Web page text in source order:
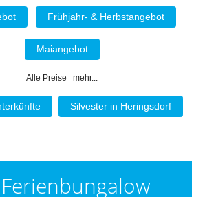
Frühjahr- & Herbstangebot
Maiangebot
Alle Preise mehr...
Silvester in Heringsdorf
Ferienbungalow